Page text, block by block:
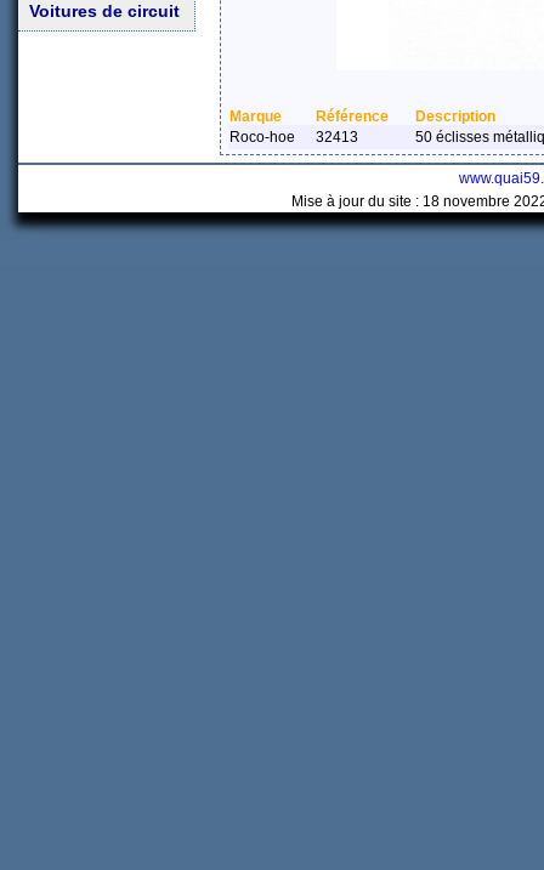
Voitures de circuit
Marque Référence
Description
Roco-hoe
32413 50 éclisses
Mise à jour du site : 18 novembre